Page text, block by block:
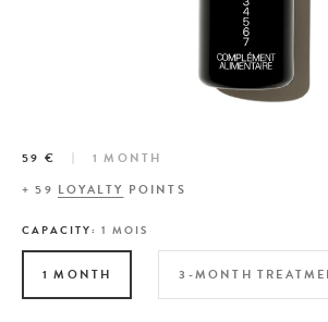
59 € 1 MONTH
+59 LOYALTY POINTS
CAPACITY: 1 MOIS
1 MONTH 3-MONTH